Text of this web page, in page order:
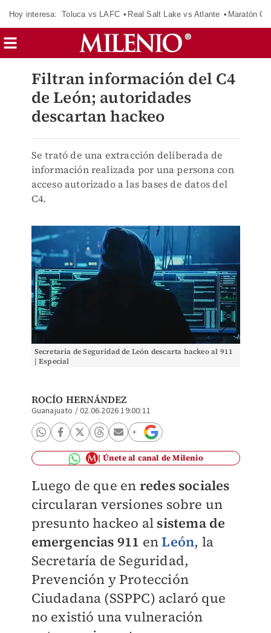
Hoy interesa: Toluca vs LAFC Real Salt Lake vs Atlante Maratón
Filtran información del C4
de León; autoridades
descartan hackeo
Se trató de una extracción deliberada de
información realizada por una persona con
acceso autorizado a las bases de datos del
C4.
Secretaria de Seguridad de León descarta hackeo al 911
| Especial
ROCÍO HERNÁNDEZ
Guanajuato /02.06.2026 19:00:11
Únete al canal de Milenio
Luego de que en redes sociales
circularan versiones sobre un
presunto hackeo al sistema de
emergencias 911 enLeón, la
Secretaría de Seguridad,
Prevención y Protección
Ciudadana (SSPPC) aclaró que
no existió una vulneración